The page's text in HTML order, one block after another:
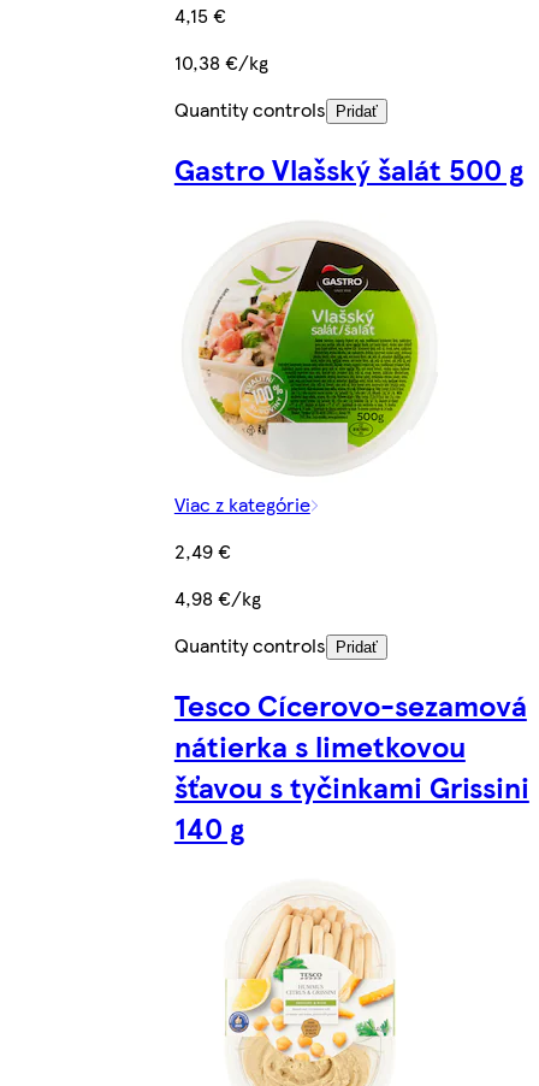
4,15 €
10,38 €/kg
Quantity controls
Pridať
Gastro Vlašský šalát 500 g
Viac z kategórie
2,49 €
4,98 €/kg
Quantity controls
Pridať
Tesco Cícerovo-sezamová
nátierka s limetkovou
šťavou s tyčinkami Grissini
140 g